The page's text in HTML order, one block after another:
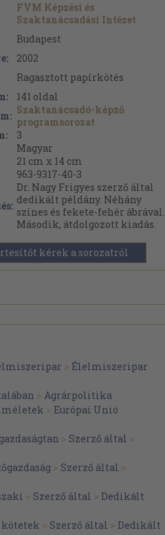
FVM Képzési és
Szaktanácsadási Intézet
Budapest
2002
Ragasztott papírkötés
141 oldal
Szaktanácsadó-képző
programsorozat
3
Magyar
21 cm x 14 cm
963-9317-40-3
Dr. Nagy Frigyes szerző által
dedikált példány. Néhány
színes és fekete-fehér ábrával.
Második, átdolgozott kiadás.
kérek a sorozatról
> Élelmiszeripar
> Agrárpolitika
> Európai Unió
> Szerző által >
> Szerző által >
> Szerző által > Dedikált
> Szerző által > Dedikált